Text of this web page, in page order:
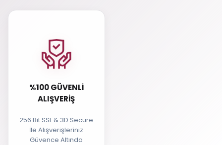
%100 GÜVENLI
ALIŞVERIŞ
256 Bit SSL & 3D Secure
İle Alışverişleriniz
Güvence Altında